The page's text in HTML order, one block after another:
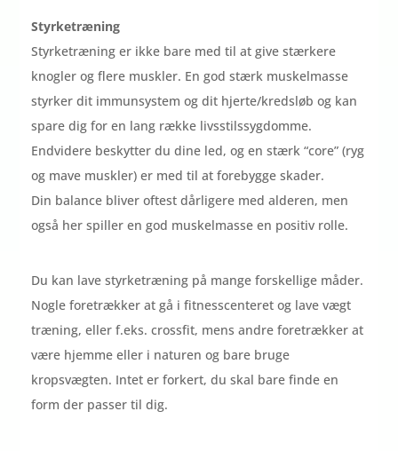
Styrketræning
Styrketræning er ikke bare med til at give stærkere
knogler og flere muskler. En god stærk muskelmasse
styrker dit immunsystem og dit hjerte/kredsløb og kan
spare dig for en lang række livsstilssygdomme.
Endvidere beskytter du dine led, og en stærk “core” (ryg
og mave muskler) er med til at forebygge skader.
Din balance bliver oftest dårligere med alderen, men
også her spiller en god muskelmasse en positiv rolle.
Du kan lave styrketræning på mange forskellige måder.
Nogle foretrækker at gå i fitnesscenteret og lave vægt
træning, eller f.eks. crossfit, mens andre foretrækker at
være hjemme eller i naturen og bare bruge
kropsvægten. Intet er forkert, du skal bare finde en
form der passer til dig.